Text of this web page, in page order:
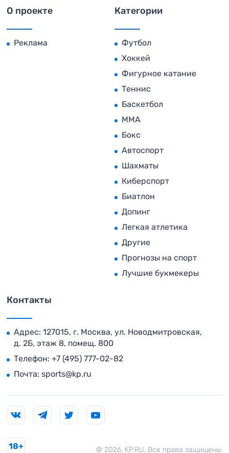
О проекте
Реклама
Категории
Футбол
Хоккей
Фигурное катание
Теннис
Баскетбол
MMA
Бокс
Автоспорт
Шахматы
Киберспорт
Биатлон
Допинг
Легкая атлетика
Другие
Прогнозы на спорт
Лучшие букмекеры
Контакты
Адрес: 127015, г. Москва, ул. Новодмитровская,
д. 2Б, этаж 8, помещ. 800
Телефон: +7 (495) 777-02-82
Почта: sports@kp.ru
© 2026. KP.RU. Все права защищены.
18+